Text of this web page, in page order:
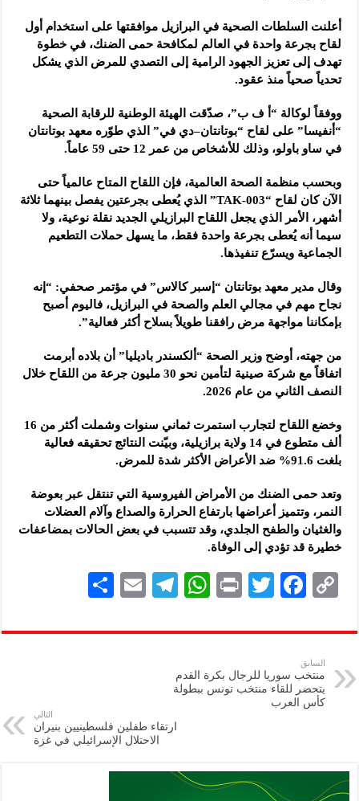
أعلنت السلطات الصحية في البرازيل موافقتها على استخدام أول
لقاح بجرعة واحدة في العالم لمكافحة حمى الضنك، في خطوة
تهدف إلى تعزيز الجهود الرامية إلى التصدي للمرض الذي يشكل
تحدياً صحياً منذ عقود.
ووفقاً لوكالة “أ ف ب”، صدّقت الهيئة الوطنية للرقابة الصحية
“أنفيسا” على لقاح “بوتانتان–دي في” الذي طوّره معهد بوتانتان
في ساو باولو، وذلك للأشخاص من عمر 12 حتى 59 عاماً.
وبحسب منظمة الصحة العالمية، فإن اللقاح المتاح عالمياً حتى
الآن كان لقاح “TAK-003” الذي يُعطى بجرعتين يفصل بينهما ثلاثة
أشهر، الأمر الذي يجعل اللقاح البرازيلي الجديد نقلة نوعية، ولا
سيما أنه يُعطى بجرعة واحدة فقط، ما يسهل حملات التطعيم
الجماعية ويسرّع تنفيذها.
وقال مدير معهد بوتانتان “إسبر كالاس” في مؤتمر صحفي: “إنه
نجاح مهم في مجالي العلم والصحة في البرازيل، فاليوم أصبح
بإمكاننا مواجهة مرض رافقنا طويلاً بسلاح أكثر فعالية”.
من جهته، أوضح وزير الصحة “ألكسندر باديليا” أن بلاده أبرمت
اتفاقاً مع شركة صينية لتأمين نحو 30 مليون جرعة من اللقاح خلال
النصف الثاني من عام 2026.
وخضع اللقاح لتجارب استمرت ثماني سنوات وشملت أكثر من 16
ألف متطوع في 14 ولاية برازيلية، وبيّنت النتائج تحقيقه فعالية
بلغت 91.6% ضد الأعراض الأكثر شدة للمرض.
وتعد حمى الضنك من الأمراض الفيروسية التي تنتقل عبر بعوضة
النمر، وتتميز أعراضها بارتفاع الحرارة والصداع وآلام العضلات
والغثيان والطفح الجلدي، وقد تتسبب في بعض الحالات بمضاعفات
خطيرة قد تؤدي إلى الوفاة.
C
p
y
Li
n
F
eb
k
T
tt
P
nt
W
at
A
p
Te
gr
E
ai
ar
السابق
منتخب سوريا للرجال بكرة القدم
يتحضر للقاء منتخب تونس ببطولة
كأس العرب
التالي
ارتقاء طفلين فلسطينيين بنيران
الاحتلال الإسرائيلي في غزة